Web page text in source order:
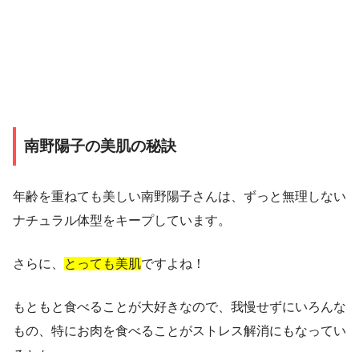
南野陽子の美肌の秘訣
年齢を重ねても美しい南野陽子さんは、ずっと無理しない
ナチュラル体型をキープしています。
さらに、 とっても美肌ですよね！
もともと食べることが大好きなので 、我慢せずにいろんな
もの、特にお肉を食べることがストレス解消にもなってい